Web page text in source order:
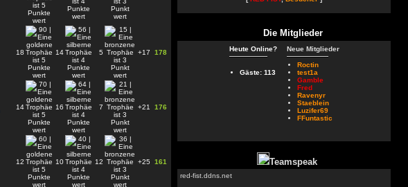
18 14 5 +17 178
14 16 7 +21 176
12 10 12 +25 161
Die Mitglieder
Heute Online?
Gäste: 113
Neue Mitglieder
Roctin
test1a
Gamble
Fred
Ravenyr
Staeblein
Luzifer69
FFuntastic
Teamspeak
red-fist.ddns.net